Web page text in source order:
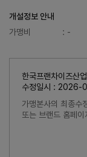
개설정보 안내
가맹비
: -
한국프랜차이즈산
수정일시 :
가맹본사의 최종수
또는 브랜드 홈페